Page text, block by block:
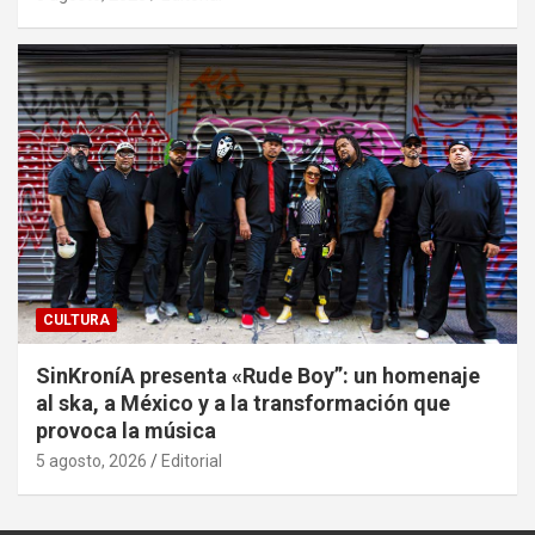
CULTURA
SinKroníA presenta «Rude Boy”: un homenaje
al ska, a México y a la transformación que
provoca la música
5 agosto, 2026 Editorial